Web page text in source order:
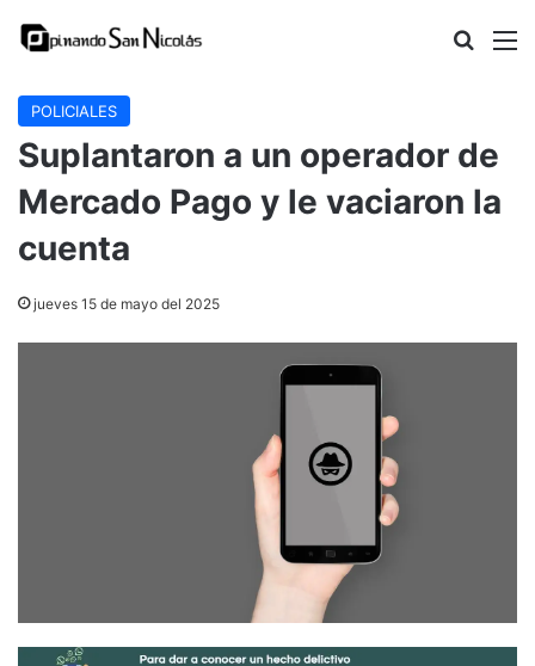
Buscar
POLICIALES
Suplantaron a un operador de
Mercado Pago y le vaciaron la
cuenta
jueves 15 de mayo del 2025